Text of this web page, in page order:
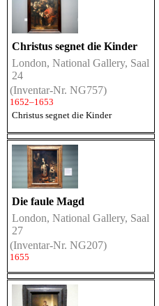
Christus segnet die Kinder
London, National Gallery, Saal
24
(Inventar-Nr. NG757)
1652–1653
Christus segnet die Kinder
Die faule Magd
London, National Gallery, Saal
27
(Inventar-Nr. NG207)
1655